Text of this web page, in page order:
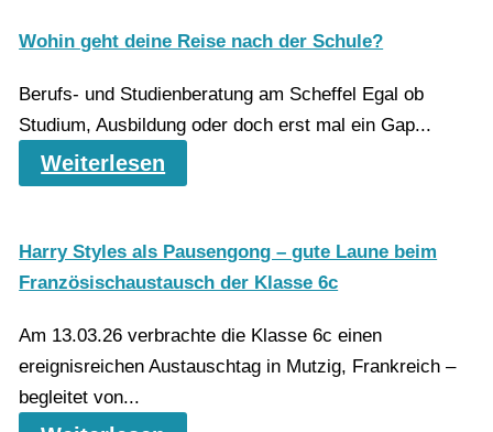
Wohin geht deine Reise nach der Schule?
Berufs- und Studienberatung am Scheffel Egal ob
Studium, Ausbildung oder doch erst mal ein Gap...
Weiterlesen
Harry Styles als Pausengong – gute Laune beim
Französischaustausch der Klasse 6c
Am 13.03.26 verbrachte die Klasse 6c einen
ereignisreichen Austauschtag in Mutzig, Frankreich –
begleitet von...